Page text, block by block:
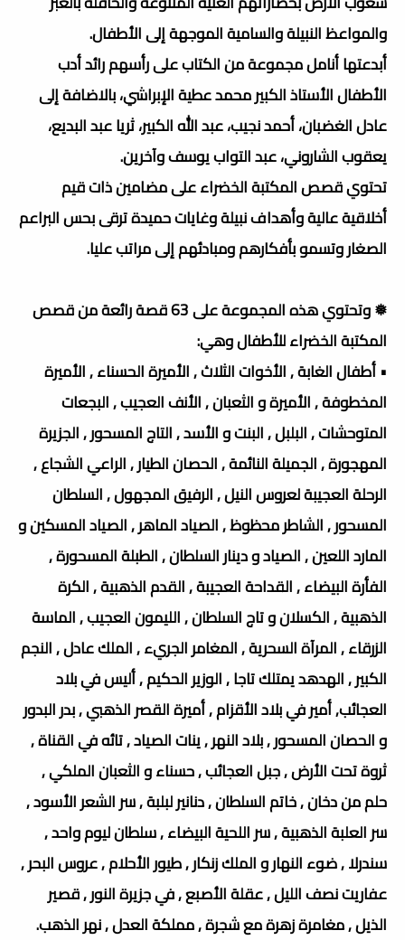
والمواعظ النبيلة والسامية الموجهة إلى الأطفال.
أبدعتها أنامل مجموعة من الكتاب على رأسهم رائد أدب
الأطفال الأستاذ الكبير محمد عطية الإبراشي، بالاضافة إلى
عادل الغضبان، أحمد نجيب، عبد الله الكبير، ثريا عبد البديع،
يعقوب الشاروني، عبد التواب يوسف وآخرين.
تحتوي قصص المكتبة الخضراء على مضامين ذات قيم
أخلاقية عالية وأهداف نبيلة وغايات حميدة ترقى بحس البراعم
الصغار وتسمو بأفكارهم ومبادئهم إلى مراتب عليا.
❅ وتحتوي هذه المجموعة على 63 قصة رائعة من قصص
المكتبة الخضراء للأطفال وهي:
• أطفال الغابة , الأخوات الثلاث , الأميرة الحسناء , الأميرة
المخطوفة , الأميرة و الثعبان , الأنف العجيب , البجعات
المتوحشات , البلبل , البنت و الأسد , التاج المسحور , الجزيرة
المهجورة , الجميلة النائمة , الحصان الطيار , الراعي الشجاع ,
الرحلة العجيبة لعروس النيل , الرفيق المجهول , السلطان
المسحور , الشاطر محظوظ , الصياد الماهر , الصياد المسكين و
المارد اللعين , الصياد و دينار السلطان , الطبلة المسحورة ,
الفأرة البيضاء , القداحة العجيبة , القدم الذهبية , الكرة
الذهبية , الكسلان و تاج السلطان , الليمون العجيب , الماسة
الزرقاء , المرآة السحرية , المغامر الجريء , الملك عادل , النجم
الكبير , الهدهد يمتلك تاجا , الوزير الحكيم , أليس في بلاد
العجائب, أمير في بلاد الأقزام , أميرة القصر الذهبي , بدر البدور
و الحصان المسحور , بلاد النهر , ينات الصياد , تائه في القناة ,
ثروة تحت الأرض , جبل العجائب , حسناء و الثعبان الملكي ,
حلم من دخان , خاتم السلطان , دنانير لبلبة , سر الشعر الأسود ,
سر العلبة الذهبية , سر اللحية البيضاء , سلطان ليوم واحد ,
سندرلا , ضوء النهار و الملك زنكار , طيور الأحلام , عروس البحر ,
عفاريت نصف الليل , عقلة الأصبع , في جزيرة النور , قصير
الذيل , مغامرة زهرة مع شجرة , مملكة العدل , نهر الذهب.